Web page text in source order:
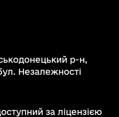
р-н,
Незалежності
за ліцензією